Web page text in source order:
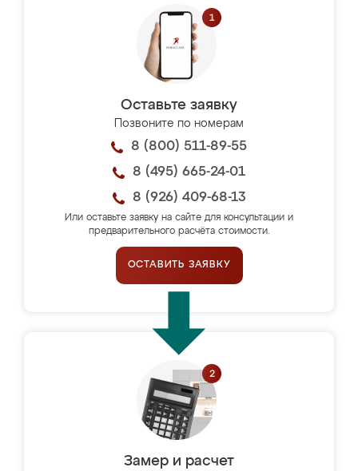
Оставьте заявку
Позвоните по номерам
8 (800) 511-89-55
8 (495) 665-24-01
8 (926) 409-68-13
Или оставьте заявку на сайте для консультации и
предварительного расчёта стоимости.
ОСТАВИТЬ ЗАЯВКУ
Замер и расчет